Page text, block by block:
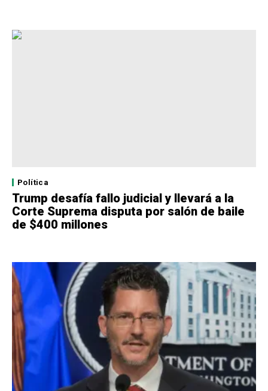
Política
Trump desafía fallo judicial y llevará a la
Corte Suprema disputa por salón de baile
de $400 millones